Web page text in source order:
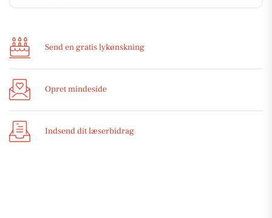
Send en gratis lykønskning
Opret mindeside
Indsend dit læserbidrag